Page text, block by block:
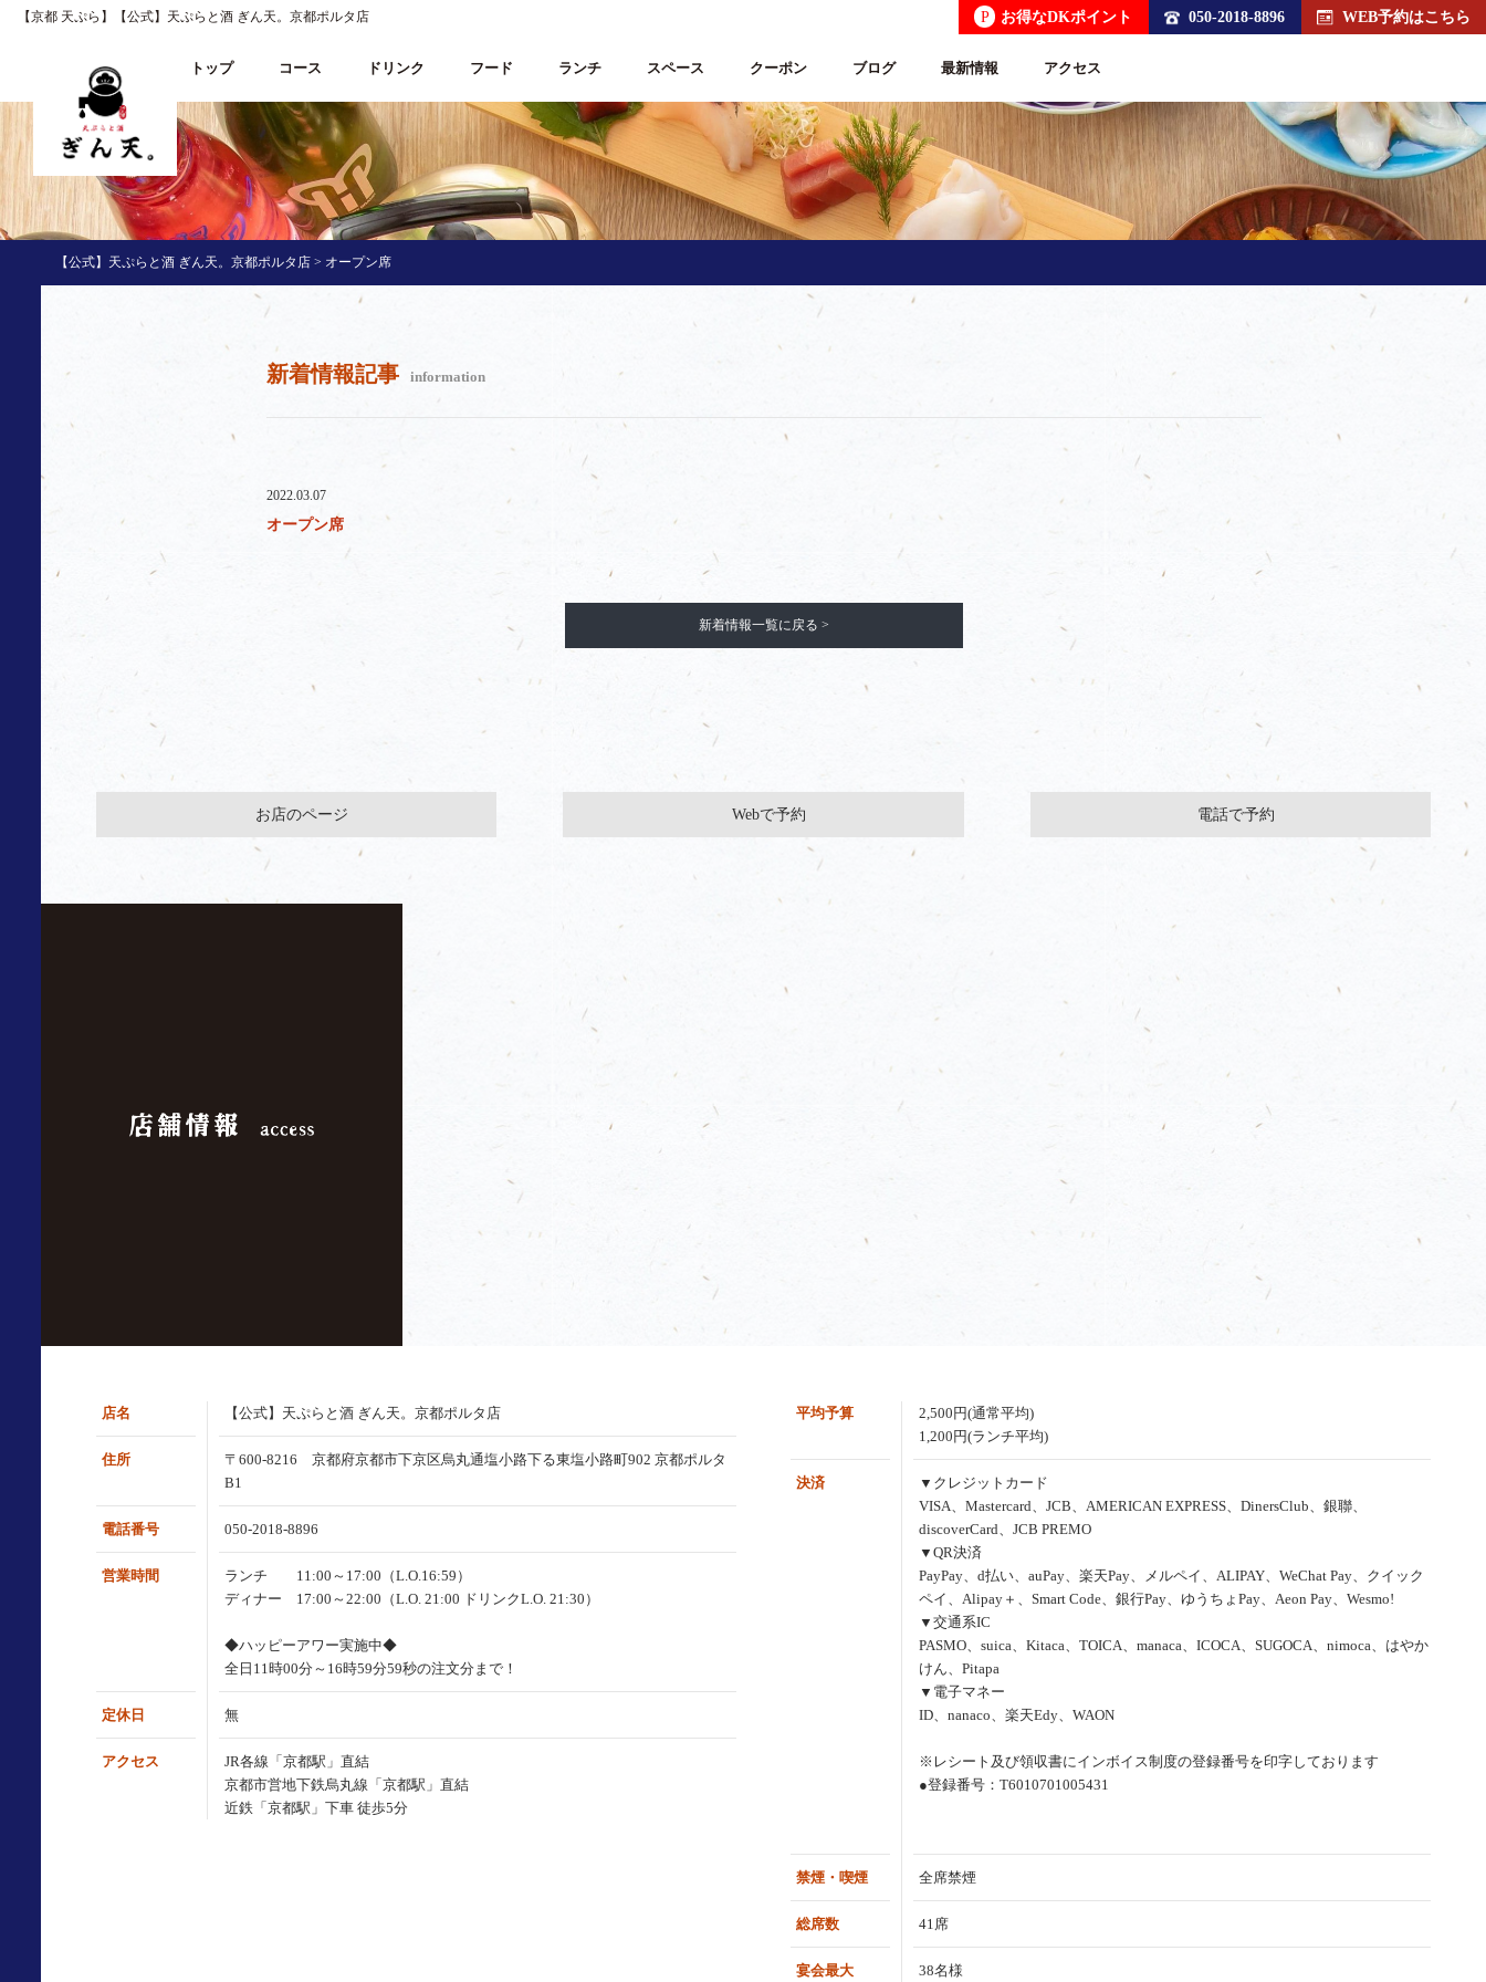
【京都 天ぷら】【公式】天ぷらと酒 ぎん天。京都ポルタ店 P お得なDKポイント 050-2018-8896 WEB予約はこちら
トップ コース ドリンク フード ランチ スペース クーポン ブログ 最新情報 アクセス
【公式】天ぷらと酒 ぎん天。京都ポルタ店 > オープン席
新着情報記事 information
2022.03.07
オープン席
新着情報一覧に戻る >
お店のページ Webで予約 電話で予約
店名 【公式】天ぷらと酒 ぎん天。京都ポルタ店
住所
〒600-8216 京都府京都市下京区烏丸通塩小路下る東塩小路町902 京都ポルタ
B1
電話番号 050-2018-8896
営業時間
ランチ 11:00～17:00（L.O.16:59）
ディナー 17:00～22:00（L.O. 21:00 ドリンクL.O. 21:30）
◆ハッピーアワー実施中◆
全日11時00分～16時59分59秒の注文分まで！
定休日 無
アクセス
JR各線「京都駅」直結
京都市営地下鉄烏丸線「京都駅」直結
近鉄「京都駅」下車 徒歩5分
平均予算
2,500円(通常平均)
1,200円(ランチ平均)
決済
▼クレジットカード
VISA、Mastercard、JCB、AMERICAN EXPRESS、DinersClub、銀聯、
discoverCard、JCB PREMO
▼QR決済
PayPay、d払い、auPay、楽天Pay、メルペイ、ALIPAY、WeChat Pay、クイック
ペイ、Alipay＋、Smart Code、銀行Pay、ゆうちょPay、Aeon Pay、Wesmo!
▼交通系IC
PASMO、suica、Kitaca、TOICA、manaca、ICOCA、SUGOCA、nimoca、はやか
けん、Pitapa
▼電子マネー
ID、nanaco、楽天Edy、WAON
※レシート及び領収書にインボイス制度の登録番号を印字しております
●登録番号：T6010701005431
禁煙・喫煙 全席禁煙
総席数 41席
宴会最大 38名様